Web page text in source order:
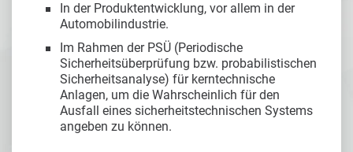
In der Produktentwicklung, vor allem in der
Automobilindustrie.
Im Rahmen der PSÜ (Periodische
Sicherheitsüberprüfung bzw. probabilistischen
Sicherheitsanalyse) für kerntechnische
Anlagen, um die Wahrscheinlich für den
Ausfall eines sicherheitstechnischen Systems
angeben zu können.